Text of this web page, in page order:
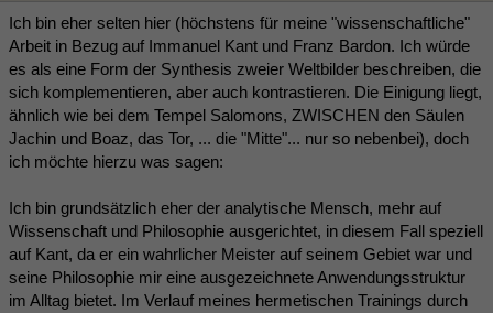
Ich bin eher selten hier (höchstens für meine "wissenschaftliche"
Arbeit in Bezug auf Immanuel Kant und Franz Bardon. Ich würde
es als eine Form der Synthesis zweier Weltbilder beschreiben, die
sich komplementieren, aber auch kontrastieren. Die Einigung liegt,
ähnlich wie bei dem Tempel Salomons, ZWISCHEN den Säulen
Jachin und Boaz, das Tor, ... die "Mitte"... nur so nebenbei), doch
ich möchte hierzu was sagen:
Ich bin grundsätzlich eher der analytische Mensch, mehr auf
Wissenschaft und Philosophie ausgerichtet, in diesem Fall speziell
auf Kant, da er ein wahrlicher Meister auf seinem Gebiet war und
seine Philosophie mir eine ausgezeichnete Anwendungsstruktur
im Alltag bietet. Im Verlauf meines hermetischen Trainings durch